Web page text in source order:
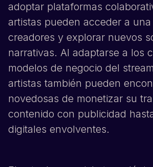
adoptar plataformas
artistas pueden acceder a
creadores y explorar nuevos
narrativas. Al adaptarse a los
modelos de negocio del
artistas también pueden
novedosas de monetizar su
contenido con publicidad
digitales envolventes.